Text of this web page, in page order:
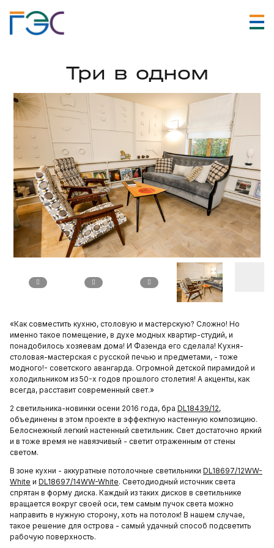
Три в одном
«Как совместить кухню, столовую и мастерскую? Сложно! Но
именно такое помещение, в духе модных квартир-студий, и
понадобилось хозяевам дома! И Фазенда его сделала! Кухня-
столовая-мастерская с русской печью и предметами, - тоже
модного!- советского авангарда. Огромной детской пирамидой и
холодильником из 50-х годов прошлого столетия! А акценты, как
всегда, расставит современный свет.»
2 светильника-новинки осени 2016 года, бра DL18439/12,
объединены в этом проекте в эффектную настенную композицию.
Белоснежный легкий настенный светильник. Свет достаточно яркий
и в тоже время не навязчивый - светит отраженным от стены
светом.
В зоне кухни - аккуратные потолочные светильники DL18697/12WW-
White и DL18697/14WW-White. Светодиодный источник света
спрятан в форму диска. Каждый из таких дисков в светильнике
вращается вокруг своей оси, тем самым пучок света можно
направить в нужную сторону, хоть на потолок! В нашем случае,
такое решение для острова - самый удачный способ подсветить
рабочую поверхность.